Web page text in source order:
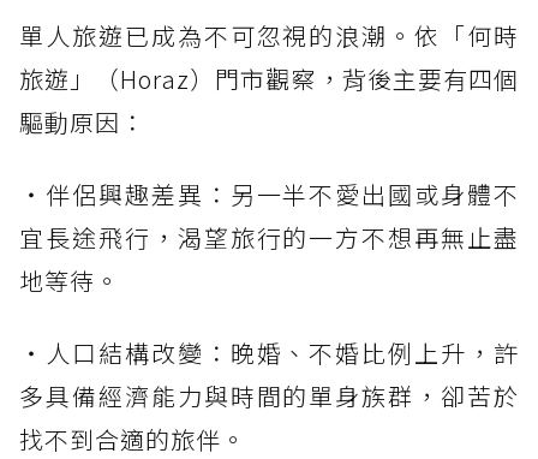
單人旅遊已成為不可忽視的浪潮。依「何時
旅遊」（Horaz）門市觀察，背後主要有四個
驅動原因：
・伴侶興趣差異：另一半不愛出國或身體不
宜長途飛行，渴望旅行的一方不想再無止盡
地等待。
・人口結構改變：晚婚、不婚比例上升，許
多具備經濟能力與時間的單身族群，卻苦於
找不到合適的旅伴。